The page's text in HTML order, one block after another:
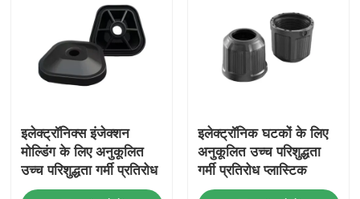
इलेक्ट्रॉनिक्स इंजेक्शन
मोल्डिंग के लिए अनुकूलित
उच्च परिशुद्धता गर्मी प्रतिरोध
प्लास्टिक मोल्ड
इलेक्ट्रॉनिक घटकों के लिए
अनुकूलित उच्च परिशुद्धता
गर्मी प्रतिरोध प्लास्टिक
इंजेक्शन मोल्डिंग